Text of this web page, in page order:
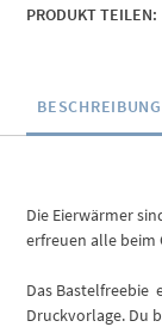
PRODUKT TEILEN:
BESCHREIBUNG
Die Eierwärmer
erfreuen alle beim
Das Bastelfreebie
Druckvorlage. Du